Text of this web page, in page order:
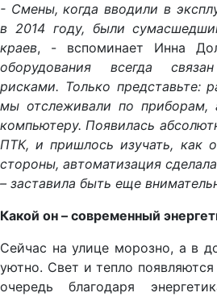
- Смены, когда вводили в
в 2014 году, были
краев, - вспоминает Инна
оборудования всегда
рисками. Только представьте:
мы отслеживали по
компьютеру.Появилась
ПТК, и пришлосьизучать, как
стороны, автоматизация
– заставила быть еще
Какой он – современный
Сейчас на улице морозно, а в
уютно. Свет и тепло
очередь благодаря